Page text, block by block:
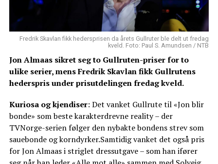
Fredrik Skavlan fikk hedersprisen da årets Gullruter ble delt ut fredag
kveld. Foto: Paul S. Amundsen / NTB
Jon Almaas sikret seg to Gullruten-priser for to
ulike serier, mens Fredrik Skavlan fikk Gullrutens
hederspris under prisutdelingen fredag kveld.
Kuriosa og kjendiser: Det vanket Gullrute til «Jon blir
bonde» som beste karakterdrevne reality – der
TVNorge-serien følger den nybakte bondens strev som
sauebonde og korndyrker.Samtidig vanket det også pris
for Jon Almaas i striglet dressutgave – som han ifører